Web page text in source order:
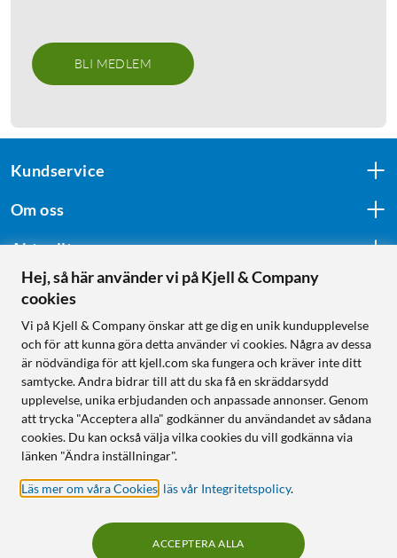
BLI MEDLEM
Kundservice
Om oss
Aktuellt
Följ oss
Handla från:
Sverige
Norge
Hej, så här använder vi på Kjell & Company
cookies
Vi på Kjell & Company önskar att ge dig en unik kundupplevelse
och för att kunna göra detta använder vi cookies. Några av dessa
är nödvändiga för att kjell.com ska fungera och kräver inte ditt
samtycke. Andra bidrar till att du ska få en skräddarsydd
upplevelse, unika erbjudanden och anpassade annonser. Genom
att trycka "Acceptera alla" godkänner du användandet av sådana
cookies. Du kan också välja vilka cookies du vill godkänna via
länken "Ändra inställningar".
Läs mer om våra Cookies läs vår Integritetspolicy.
ACCEPTERA ALLA